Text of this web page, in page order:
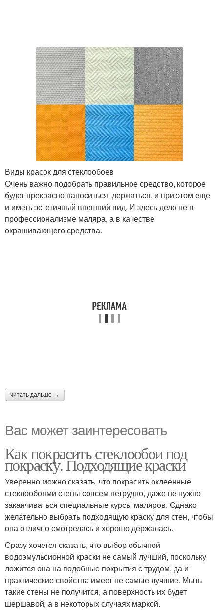
Виды красок для стеклообоев
Очень важно подобрать правильное средство, которое
будет прекрасно наноситься, держаться, и при этом еще
и иметь эстетичный внешний вид. И здесь дело не в
профессионализме маляра, а в качестве
окрашивающего средства.
читать дальше →
Вас может заинтересовать
Как покрасить стеклообои под
покраску. Подходящие краски
Уверенно можно сказать, что покрасить оклеенные
стеклообоями стены совсем нетрудно, даже не нужно
заканчиваться специальные курсы маляров. Однако
желательно выбрать подходящую краску для стен, чтобы
она отлично смотрелась и хорошо держалась.
Сразу хочется сказать, что выбор обычной
водоэмульсионной краски не самый лучший, поскольку
ложится она на подобные покрытия с трудом, да и
практические свойства имеет не самые лучшие. Мыть
такие стены не получится, а поверхность их будет
шершавой, а в некоторых случаях маркой.